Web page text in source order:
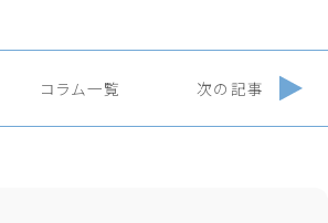
コラム一覧 次の記事